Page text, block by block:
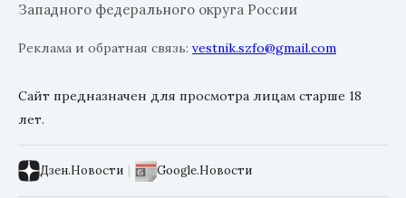
Западного федерального округа России
Реклама и обратная связь: vestnik.szfo@gmail.com
Сайт предназначен для просмотра лицам старше 18
лет.
Дзен.Новости | Google.Новости